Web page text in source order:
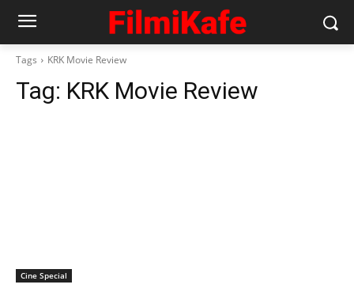
Tags KRK Movie Review
Tag: KRK Movie Review
Cine Special